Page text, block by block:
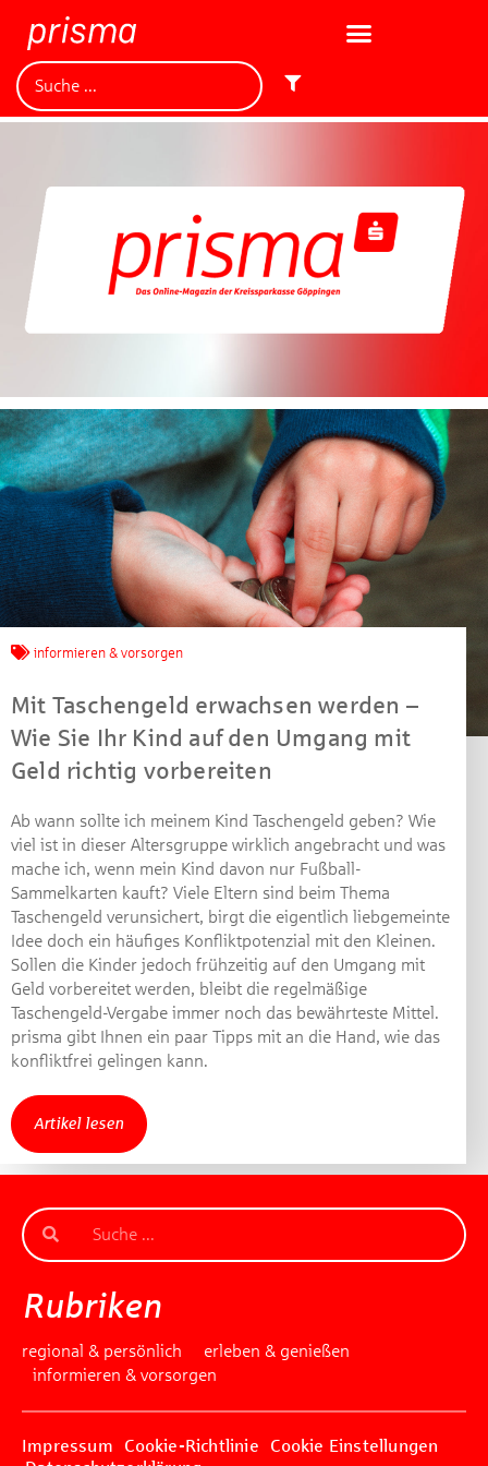
informieren & vorsorgen
Mit Taschengeld erwachsen werden –
Wie Sie Ihr Kind auf den Umgang mit
Geld richtig vorbereiten
Ab wann sollte ich meinem Kind Taschengeld geben? Wie
viel ist in dieser Altersgruppe wirklich angebracht und was
mache ich, wenn mein Kind davon nur Fußball-
Sammelkarten kauft? Viele Eltern sind beim Thema
Taschengeld verunsichert, birgt die eigentlich liebgemeinte
Idee doch ein häufiges Konfliktpotenzial mit den Kleinen.
Sollen die Kinder jedoch frühzeitig auf den Umgang mit
Geld vorbereitet werden, bleibt die regelmäßige
Taschengeld-Vergabe immer noch das bewährteste Mittel.
prisma gibt Ihnen ein paar Tipps mit an die Hand, wie das
konfliktfrei gelingen kann.
Artikel lesen
Rubriken
regional & persönlich
erleben & genießen
informieren & vorsorgen
Impressum Cookie-Richtlinie
Cookie Einstellungen
Jetzt mitmachen und
gewinnen!
Machen Sie mit bei unserem Gewinnspiel! Bis 31.
Treffpunkt Gold der Kreissparkasse Göppingen im Wert
von je 30 Euro.
Beantworten Sie einfach folgende Frage:
Welches Jubiläum feiert die Kreissparkasse
Göppingen in diesem Jahr?
Gewinnspiel geschlossen